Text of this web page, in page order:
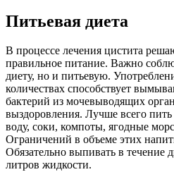
Питьевая диета
В процессе лечения цистита
правильное питание. Важно
диету, но и питьевую.
количествах способствует
бактерий из мочевыводящих
выздоровления. Лучше всего
воду, соки, компоты, ягодные
Ограничений в объеме этих
Обязательно выпивать в течение
литров жидкости.